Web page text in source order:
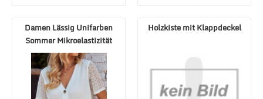
Damen Lässig Unifarben
Sommer Mikroelastizität
Täglich Weit Spit ...
Holzkiste mit Klappdeckel